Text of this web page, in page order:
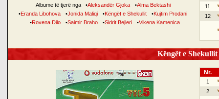
Albume të tjerë nga •Aleksandër Gjoka •Alma Bektashi
•Eranda Libohova •Jonida Maliqi •Këngët e Shekullit •Kujtim Prodani
•Rovena Dilo •Saimir Braho •Sidrit Bejleri •Vikena Kamenica
11
12
Këngët e
Nr.
1
2